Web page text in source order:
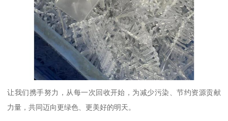
让我们携手努力，从每一次回收开始，为减少污染、节约资源贡献
力量，共同迈向更绿色、更美好的明天。